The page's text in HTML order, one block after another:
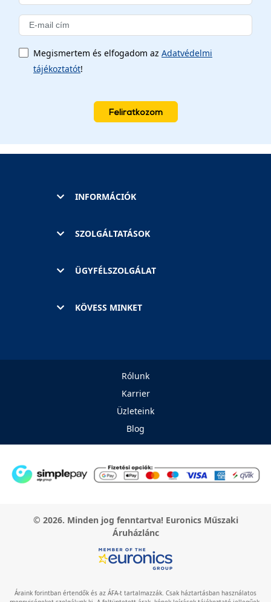
Megismertem és elfogadom az Adatvédelmi
tájékoztatót!
Feliratkozom
INFORMÁCIÓK
SZOLGÁLTATÁSOK
ÜGYFÉLSZOLGÁLAT
KÖVESS MINKET
Rólunk
Karrier
Üzleteink
Blog
© 2026. Minden jog fenntartva! Euronics Műszaki
Áruházlánc
Áraink forintban értendők és az ÁFA-t tartalmazzák. Csak háztartásban használatos